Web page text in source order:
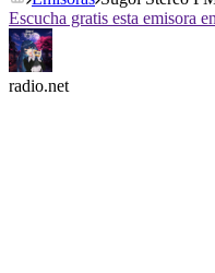
Escucha gratis esta emisora
radio.net